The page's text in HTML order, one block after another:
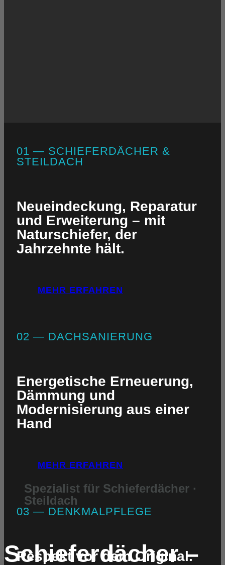
Spezialist für Schieferdächer ·
Steildach
Schieferdächer –
01 — SCHIEFERDÄCHER &
STEILDACH
Neueindeckung, Reparatur
und Erweiterung – mit
Naturschiefer, der
Jahrzehnte hält.
MEHR ERFAHREN
02 — DACHSANIERUNG
Energetische Erneuerung,
Dämmung und
Modernisierung aus einer
Hand
MEHR ERFAHREN
03 — DENKMALPFLEGE
Respekt vor dem Original.